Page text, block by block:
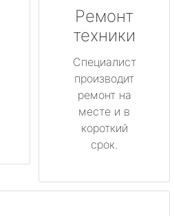
Ремонт
техники
Специалист
производит
ремонт на
месте и в
короткий
срок.